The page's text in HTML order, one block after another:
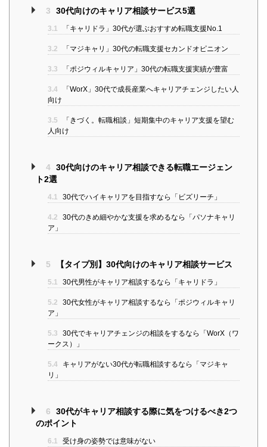
3 30代向けのキャリア相談サービス5選
3.1 「キャリドラ」30代が選ぶおすすめ転職支援No.1
3.2 「マジキャリ」30代の転職支援セカンドオピニオン
3.3 「ポジウィルキャリア」30代の転職支援実績が豊富
3.4
「WorX」30代で成長産業へキャリアチェンジしたい人
向け
3.5
「きづく。転職相談」短期集中のキャリア支援を望む
人向け
4
30代向けのキャリア相談できる転職エージェン
ト2選
4.1 30代でハイキャリアを目指すなら「ビズリーチ」
4.2
30代のきめ細やかな支援を求めるなら「パソナキャリ
ア」
5 【タイプ別】30代向けのキャリア相談サービス
5.1 30代男性がキャリア相談するなら「キャリドラ」
5.2
30代女性がキャリア相談するなら「ポジウィルキャリ
ア」
5.3
30代でキャリアチェンジの相談をするなら「WorX（ワ
ークス）」
5.4
キャリアがない30代が転職相談するなら「マジキャ
リ」
6
30代がキャリア相談する際に気をつけるべき2つ
のポイント
6.1 受け身の姿勢では意味がない